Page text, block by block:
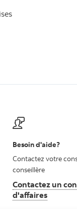
Besoin d'aide?
Contactez votre
conseillère
Contactez un
d'affaires